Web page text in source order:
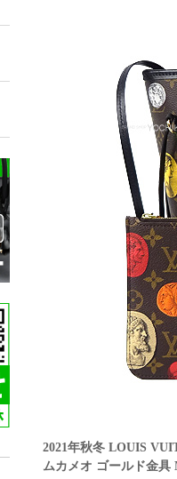
2021年秋冬 LOUIS
ムカメオ ゴールド金具